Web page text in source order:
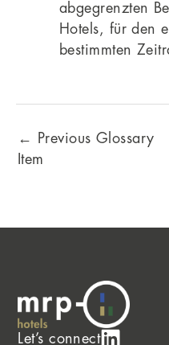
abgegrenzten
Hotels, für den
bestimmten
←
Previous Glossary
Item
Let’s connect